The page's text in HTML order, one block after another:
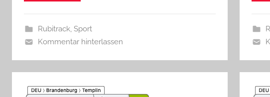
Rubitrack, Sport
Kommentar hinterlassen